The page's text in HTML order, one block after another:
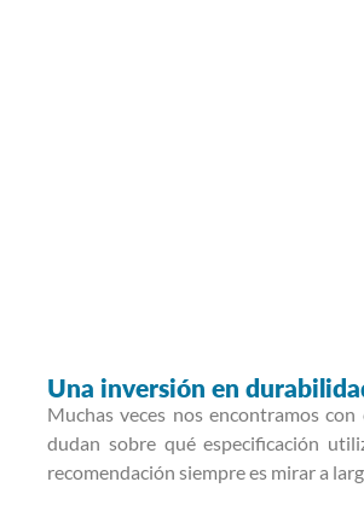
Una inversión en
Muchas veces nos encontramos con
dudan sobre qué especificación
recomendación siempre es mirar a